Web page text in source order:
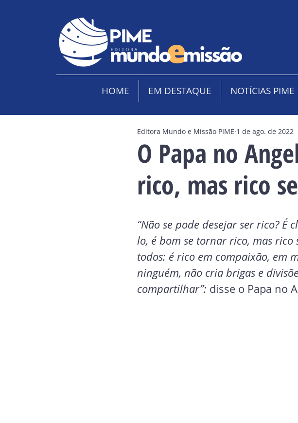
HOME EM DESTAQUE NOTÍCIAS PIME
O Papa no
rico, mas rico
Editora Mundo e Missão PIME 1 de ago. de 2022
“Não se pode desejar ser rico? É
lo, é bom se tornar rico, mas rico
todos: é rico em compaixão, em
ninguém, não cria brigas e
compartilhar”: disse o Papa no